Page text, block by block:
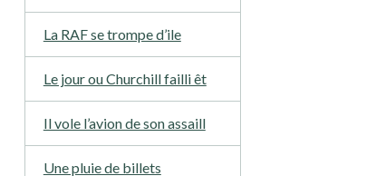
La RAF se trompe d’ile
Le jour ou Churchill failli êt
Il vole l’avion de son assaill
Une pluie de billets